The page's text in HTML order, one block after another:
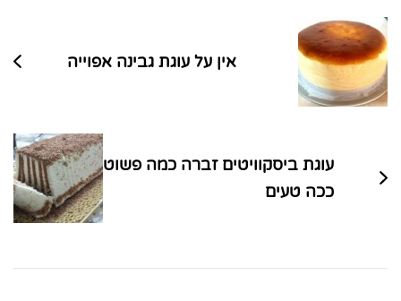
בפוסטים
אין על עוגת גבינה אפוייה
עוגת ביסקוויטים זברה כמה פשוט
ככה טעים